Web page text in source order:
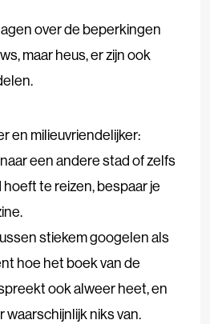
over de beperkingen
maar heus, er zijn ook
en milieuvriendelijker:
een andere stad of zelfs
te reizen, bespaar je
stiekem googelen als
hoe het boek van de
ook alweer heet, en
waarschijnlijk niks van.